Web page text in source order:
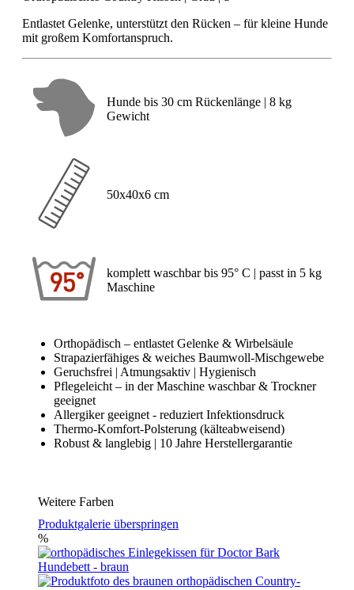
Entlastet Gelenke, unterstützt den Rücken – für kleine Hunde
mit großem Komfortanspruch.
Hunde bis 30 cm Rückenlänge | 8 kg
Gewicht
50x40x6 cm
komplett waschbar bis 95° C | passt in 5 kg
Maschine
Orthopädisch – entlastet Gelenke & Wirbelsäule
Strapazierfähiges & weiches Baumwoll-Mischgewebe
Geruchsfrei | Atmungsaktiv | Hygienisch
Pflegeleicht – in der Maschine waschbar & Trockner
geeignet
Allergiker geeignet - reduziert Infektionsdruck
Thermo-Komfort-Polsterung (kälteabweisend)
Robust & langlebig | 10 Jahre Herstellergarantie
Weitere Farben
Produktgalerie überspringen
%